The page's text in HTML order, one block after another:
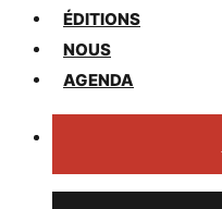
ÉDITIONS
NOUS
AGENDA